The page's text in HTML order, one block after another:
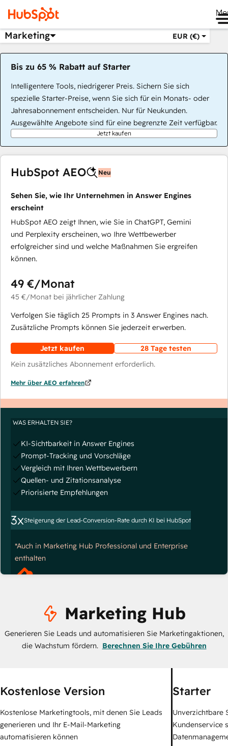
Marketing EUR (€)
Bis zu 65 % Rabatt auf Starter
Intelligentere Tools, niedrigerer Preis. Sichern Sie sich
spezielle Starter-Preise, wenn Sie sich für ein Monats- oder
Jahresabonnement entscheiden. Nur für Neukunden.
Ausgewählte Angebote sind für eine begrenzte Zeit verfügbar.
Jetzt kaufen
HubSpot AEO Neu
Sehen Sie, wie Ihr Unternehmen in Answer Engines
erscheint
HubSpot AEO zeigt Ihnen, wie Sie in ChatGPT, Gemini
und Perplexity erscheinen, wo Ihre Wettbewerber
erfolgreicher sind und welche Maßnahmen Sie ergreifen
können.
49 €/Monat
45 €/Monat bei jährlicher Zahlung
Verfolgen Sie täglich 25 Prompts in 3 Answer Engines nach.
Zusätzliche Prompts können Sie jederzeit erwerben.
Jetzt kaufen
28 Tage testen
Kein zusätzliches Abonnement erforderlich.
Mehr über AEO erfahren
WAS ERHALTEN SIE?
KI-Sichtbarkeit in Answer Engines
Prompt-Tracking und Vorschläge
Vergleich mit Ihren Wettbewerbern
Quellen- und Zitationsanalyse
Priorisierte Empfehlungen
3xSteigerung der Lead-Conversion-Rate durch KI bei HubSpot
*Auch in Marketing Hub Professional und Enterprise
enthalten
Marketing Hub
Generieren Sie Leads und automatisieren Sie Marketingaktionen,
die Wachstum fördern. Berechnen Sie Ihre Gebühren
Kostenlose Version
Kostenlose Marketingtools, mit denen Sie Leads
generieren und Ihr E-Mail-Marketing
automatisieren können
Starter
Unverzichtbare
Kundenservice